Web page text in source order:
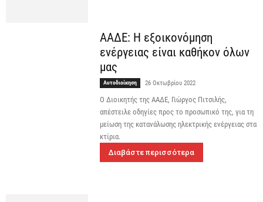
ΑΑΔΕ: Η εξοικονόμηση
ενέργειας είναι καθήκον όλων
μας
Αυτοδιοίκηση 26 Οκτωβρίου 2022
O Διοικητής της ΑΑΔΕ, Γιώργος Πιτσιλής,
απέστειλε οδηγίες προς το προσωπικό της, για τη
μείωση της κατανάλωσης ηλεκτρικής ενέργειας στα
κτίρια.
Διαβάστε περισσότερα